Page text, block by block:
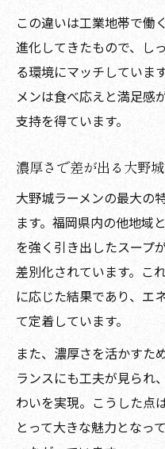
この違いは工業地帯で働
進化してきたもので、し
る環境にマッチしていま
メンは食べ応えと満足感
支持を得ています。
濃厚さで差が出る大野
大野城ラーメンの最大の
ます。福岡県内の他地域
を強く引き出したスープ
差別化されています。こ
に応じた結果であり、エ
て定着しています。
また、濃厚さを活かすた
ランスにも工夫が見られ
わいを実現。こうした点
とって大きな魅力となっ